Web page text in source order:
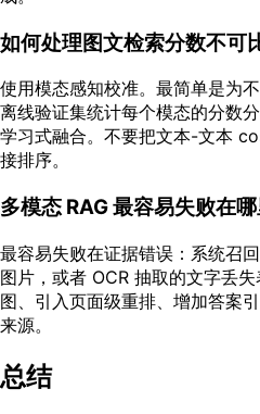
如何处理图文检索分数不可
使用模态感知校准。最简单是为
离线验证集统计每个模态的分数
学习式融合。不要把文本-文本
接排序。
多模态 RAG 最容易失败在哪
最容易失败在证据错误：系统召
图片，或者 OCR 抽取的文字丢
图、引入页面级重排、增加答案
来源。
总结